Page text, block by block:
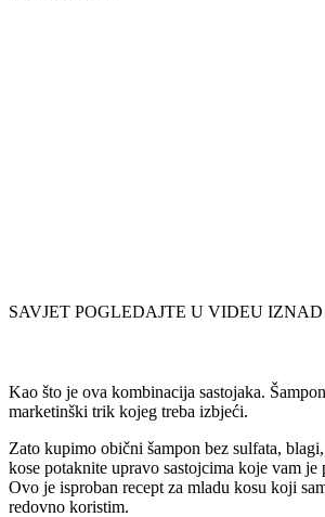
SAVJET POGLEDAJTE U VIDEU
Kao što je ova kombinacija sastojaka.
marketinški trik kojeg treba izbjeći.
Zato kupimo obični šampon bez sulfata,
kose potaknite upravo sastojcima koje vam je
Ovo je isproban recept za mladu kosu koji
redovno koristim.